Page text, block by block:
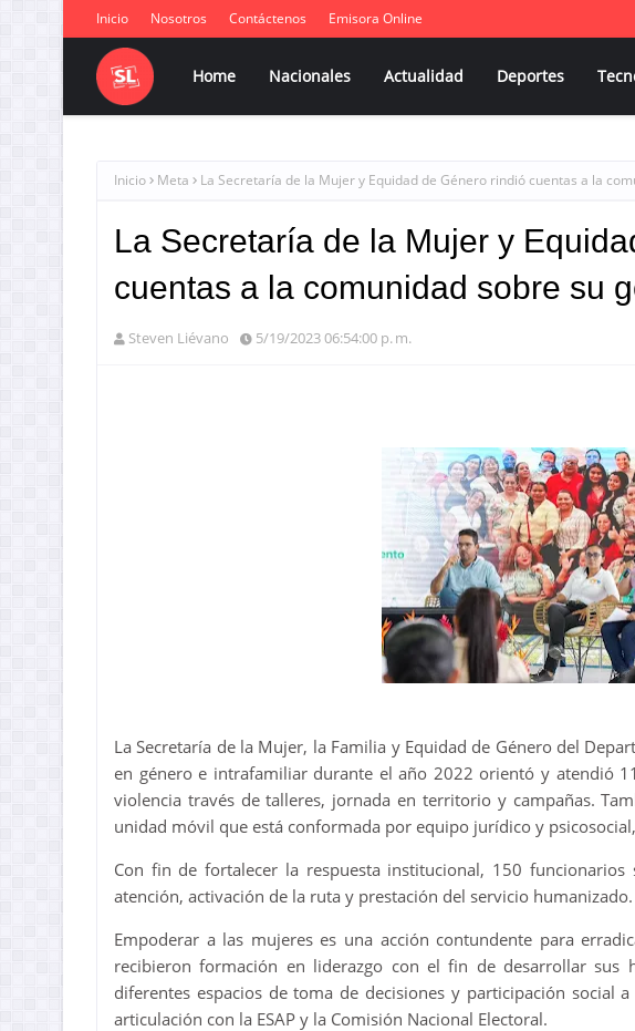
Inicio Nosotros Contáctenos Emisora Online
Home Nacionales Actualidad Deportes
Inicio Meta La Secretaría de la Mujer y Equidad de Género rindió cuentas a la
La Secretaría de la Mujer y
cuentas a la comunidad sobre su
Steven Liévano 5/19/2023 06:54:00 p. m.
La Secretaría de la Mujer, la Familia y Equidad de Género del
en género e intrafamiliar durante el año 2022 orientó y atendió
violencia través de talleres, jornada en territorio y campañas.
unidad móvil que está conformada por equipo jurídico y
Con fin de fortalecer la respuesta institucional, 150
atención, activación de la ruta y prestación del servicio humanizado.
Empoderar a las mujeres es una acción contundente para
recibieron formación en liderazgo con el fin de desarrollar sus
diferentes espacios de toma de decisiones y participación social
articulación con la ESAP y la Comisión Nacional Electoral.